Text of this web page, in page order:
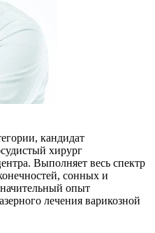
кандидат
хирург
Выполняет весь спектр
сонных и
опыт
лечения варикозной